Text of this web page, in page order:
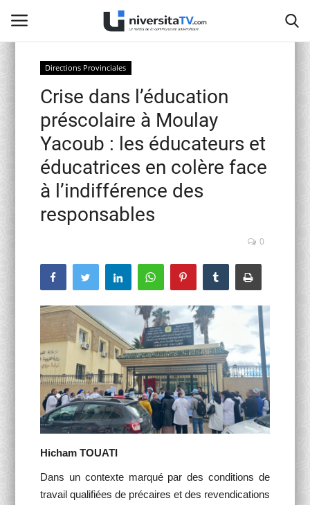
Home
Contact
activités officielles
Education Nationale
Café littéraire de Fès
Recherche Scientifique
Activités Para-Universitaires
Gallery
Language
English Français العربية
Directions Provinciales
Crise dans l’éducation
préscolaire à Moulay
Yacoub : les éducateurs et
éducatrices en colère face
à l’indifférence des
responsables
0
Hicham TOUATI
Dans un contexte marqué par des conditions de
travail qualifiées de précaires et des revendications